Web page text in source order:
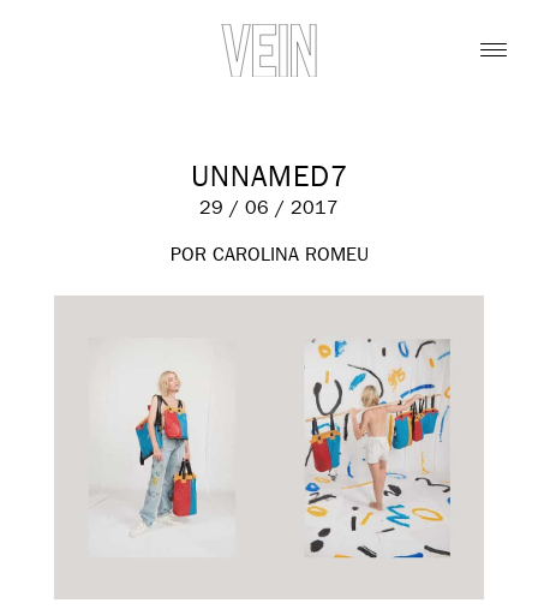
UNNAMED7
29 / 06 / 2017
POR CAROLINA ROMEU